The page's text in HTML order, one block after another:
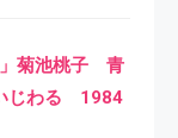
」菊池桃子 青
じわる 1984